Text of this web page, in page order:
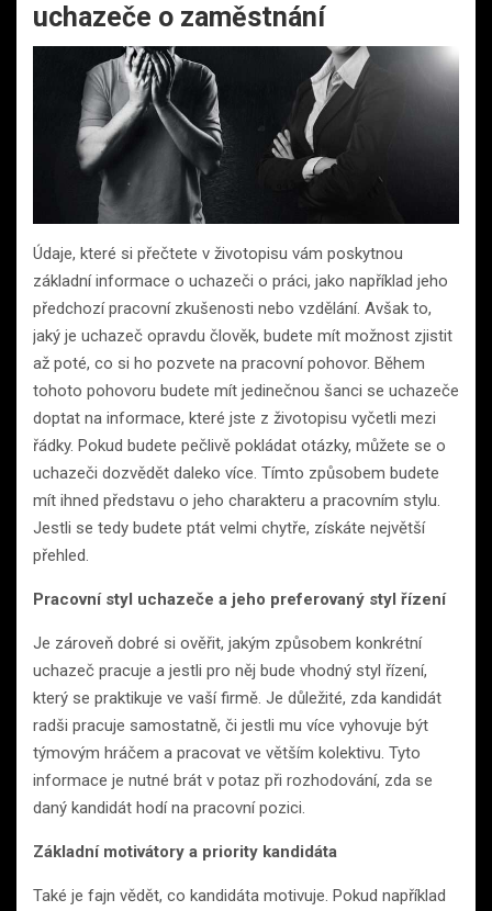
uchazeče o zaměstnání
Údaje, které si přečtete v životopisu vám poskytnou
základní informace o uchazeči o práci, jako například jeho
předchozí pracovní zkušenosti nebo vzdělání. Avšak to,
jaký je uchazeč opravdu člověk, budete mít možnost zjistit
až poté, co si ho pozvete na pracovní pohovor. Během
tohoto pohovoru budete mít jedinečnou šanci se uchazeče
doptat na informace, které jste z životopisu vyčetli mezi
řádky. Pokud budete pečlivě pokládat otázky, můžete se o
uchazeči dozvědět daleko více. Tímto způsobem budete
mít ihned představu o jeho charakteru a pracovním stylu.
Jestli se tedy budete ptát velmi chytře, získáte největší
přehled.
Pracovní styl uchazeče a jeho preferovaný styl řízení
Je zároveň dobré si ověřit, jakým způsobem konkrétní
uchazeč pracuje a jestli pro něj bude vhodný styl řízení,
který se praktikuje ve vaší firmě. Je důležité, zda kandidát
radši pracuje samostatně, či jestli mu více vyhovuje být
týmovým hráčem a pracovat ve větším kolektivu. Tyto
informace je nutné brát v potaz při rozhodování, zda se
daný kandidát hodí na pracovní pozici.
Základní motivátory a priority kandidáta
Také je fajn vědět, co kandidáta motivuje. Pokud například